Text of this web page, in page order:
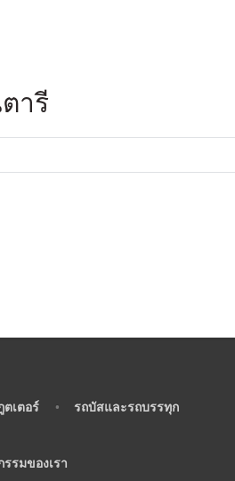
ตารี
เตอร์ • รถบัสและรถบรรทุก
รมของเรา